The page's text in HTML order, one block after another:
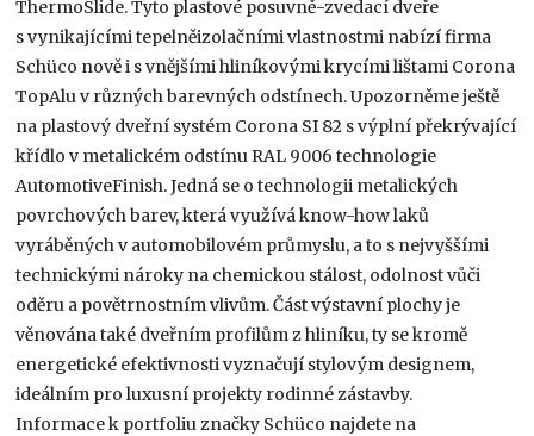
ThermoSlide. Tyto plastové posuvně-zvedací dveře
s vynikajícími tepelněizolačními vlastnostmi nabízí firma
Schüco nově i s vnějšími hliníkovými krycími lištami Corona
TopAlu v různých barevných odstínech. Upozorněme ještě
na plastový dveřní systém Corona SI 82 s výplní překrývající
křídlo v metalickém odstínu RAL 9006 technologie
AutomotiveFinish. Jedná se o technologii metalických
povrchových barev, která využívá know-how laků
vyráběných v automobilovém průmyslu, a to s nejvyššími
technickými nároky na chemickou stálost, odolnost vůči
oděru a povětrnostním vlivům. Část výstavní plochy je
věnována také dveřním profilům z hliníku, ty se kromě
energetické efektivnosti vyznačují stylovým designem,
ideálním pro luxusní projekty rodinné zástavby.
Informace k portfoliu značky Schüco najdete na